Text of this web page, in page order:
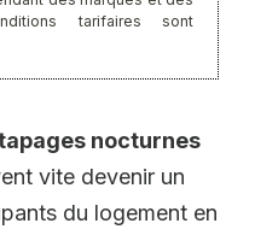
tarifaires sont
nocturnes
vite devenir un
du logement en